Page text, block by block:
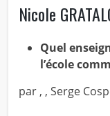
Nicole
Quel
l’école
par , , Serge